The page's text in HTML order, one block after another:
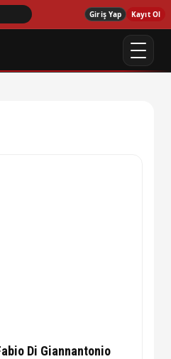
Giriş Yap Kayıt Ol
Di Giannantonio